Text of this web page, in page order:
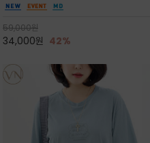
키 컬러 위에 빈티지한 크랙 효과의 레트로 감성
완성
59,000원
34,000원 42%